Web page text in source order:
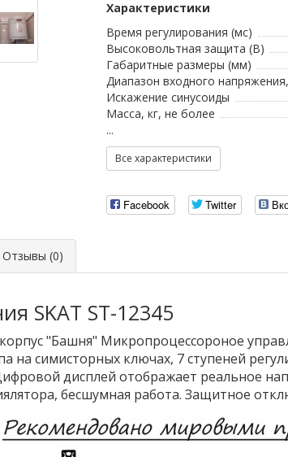
Характеристики
Время регулирования (мс)
Высоковольтная защита (В)
Габаритные размеры (мм)
Диапазон входного
Искажение синусоиды
Масса, кг, не более
...
Все характеристики
Facebook Twitter
Отзывы (0)
SKAT ST-12345
"Башня" Микропроцессороное
на симисторных ключах, 7 ступеней
дисплей отображает реальное
бесшумная работа. Защитное